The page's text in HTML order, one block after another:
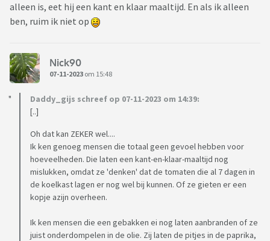
alleen is, eet hij een kant en klaar maaltijd. En als ik alleen
ben, ruim ik niet op
Nick90
07-11-2023 om 15:48
Daddy_gijs schreef op 07-11-2023 om 14:39:
[..]
Oh dat kan ZEKER wel....
Ik ken genoeg mensen die totaal geen gevoel hebben voor
hoeveelheden. Die laten een kant-en-klaar-maaltijd nog
mislukken, omdat ze 'denken' dat de tomaten die al 7 dagen in
de koelkast lagen er nog wel bij kunnen. Of ze gieten er een
kopje azijn overheen.
Ik ken mensen die een gebakken ei nog laten aanbranden of ze
juist onderdompelen in de olie. Zij laten de pitjes in de paprika,